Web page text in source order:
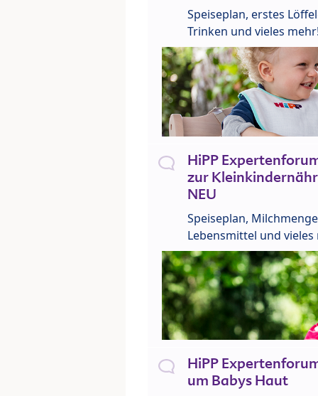
Speiseplan, erstes
Trinken und vieles
HiPP
zur
NEU
Speiseplan,
Lebensmittel und vieles
HiPP
um Babys Haut